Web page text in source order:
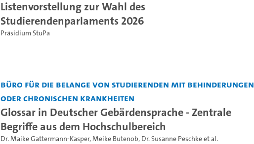
Listenvorstellung zur Wahl des
Studierendenparlaments 2026
Präsidium StuPa
Büro für die Belange von Studierenden mit Behinderungen
oder chronischen Krankheiten
Glossar in Deutscher Gebärdensprache - Zentrale
Begriffe aus dem Hochschulbereich
Dr. Maike Gattermann-Kasper,Meike Butenob, Dr. Susanne Peschkeet al.